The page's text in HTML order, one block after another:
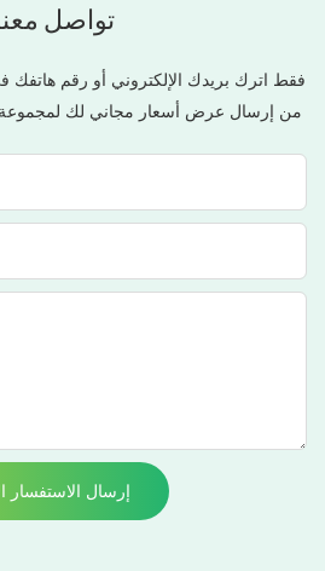
تواصل
فقط اترك بريدك الإلكتروني أو رقم هاتفك
من إرسال عرض أسعار مجاني لك لمجموعة
إرسال الاستفسار